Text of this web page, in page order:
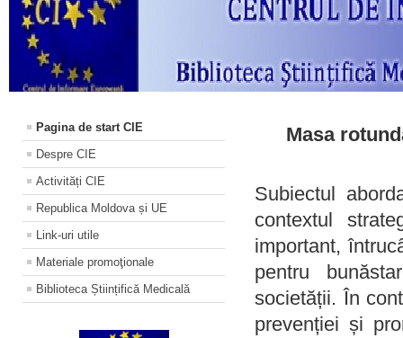
Pagina de start CIE
Despre CIE
Activități CIE
Republica Moldova și UE
Link-uri utile
Materiale promoţionale
Biblioteca Științifică Medicală
Masa
Subiectul
contextul
important,
pentru
societății. În
prevenției și